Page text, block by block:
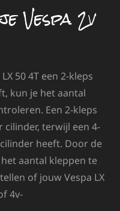
Vespa 2v
50 4T een 2-kleps
kun je het aantal
Een 2-kleps
terwijl een 4-
heeft. Door de
aantal kleppen te
of jouw Vespa LX
4v-